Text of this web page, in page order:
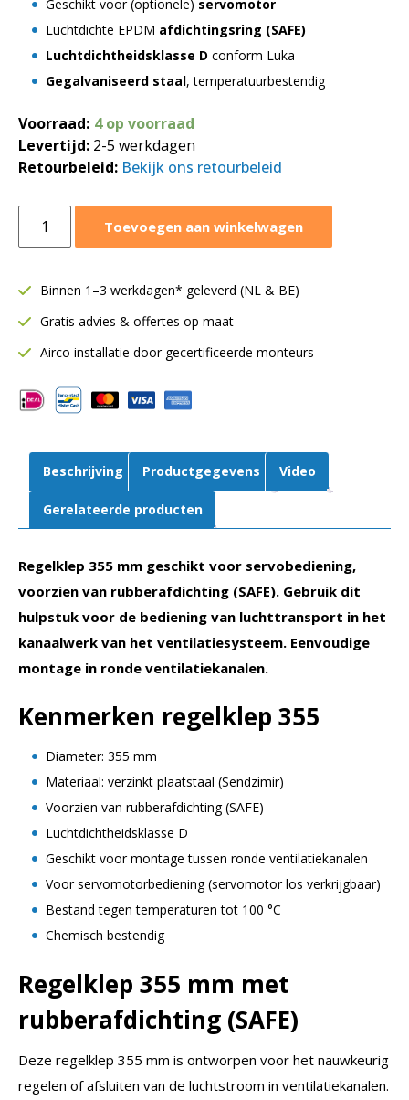
Geschikt voor (optionele) servomotor
Luchtdichte EPDM afdichtingsring (SAFE)
Luchtdichtheidsklasse D conform Luka
Gegalvaniseerd staal, temperatuurbestendig
Voorraad: 4 op voorraad
Levertijd: 2-5 werkdagen
Retourbeleid: Bekijk ons retourbeleid
Ø355
voor
servomotor
Rubberafdichting
(SAFE)
Toevoegen aan winkelwagen
Binnen 1–3 werkdagen* geleverd (NL & BE)
Gratis advies & offertes op maat
Airco installatie door gecertificeerde monteurs
Beschrijving Productgegevens Video
Gerelateerde producten
Regelklep 355 mm geschikt voor servobediening,
voorzien van rubberafdichting (SAFE). Gebruik dit
hulpstuk voor de bediening van luchttransport in het
kanaalwerk van het ventilatiesysteem. Eenvoudige
montage in ronde ventilatiekanalen.
Kenmerken regelklep 355
Diameter: 355 mm
Materiaal: verzinkt plaatstaal (Sendzimir)
Voorzien van rubberafdichting (SAFE)
Luchtdichtheidsklasse D
Geschikt voor montage tussen ronde ventilatiekanalen
Voor servomotorbediening (servomotor los verkrijgbaar)
Bestand tegen temperaturen tot 100 °C
Chemisch bestendig
Regelklep 355 mm met
rubberafdichting (SAFE)
Deze regelklep 355 mm is ontworpen voor het nauwkeurig
regelen of afsluiten van de luchtstroom in ventilatiekanalen.